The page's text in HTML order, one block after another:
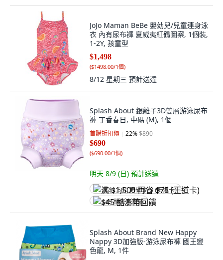
JoJo Maman BeBe 嬰幼兒/兒童連身泳
衣 內有尿布褲 夏威夷紅鶴圖案, 1個裝,
1-2Y, 孩童型
$1,498
($1498.00/1個)
8/12 星期三 預計送達
Splash About 銀離子3D雙層游泳尿布
褲 丁香春日, 中碼 (M), 1個
首購折扣價 22%$890
$690
($690.00/1個)
明天 8/9 (日) 預計送達
满 $1,500 再省 $75 (王道卡)
$45 酷澎幣回饋
Splash About Brand New Happy
Nappy 3D加強版-游泳尿布褲 國王變
色龍, M, 1件